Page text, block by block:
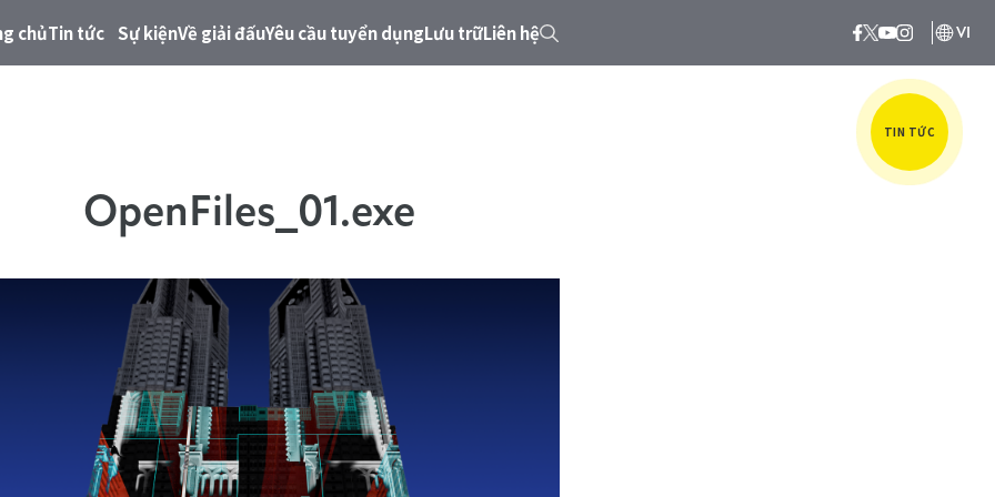
chủTin tức Sự kiệnVề giải đấuYêu cầu tuyển dụngLưu trữLiên hệ VI
TIN TỨC
OpenFiles_01.exe